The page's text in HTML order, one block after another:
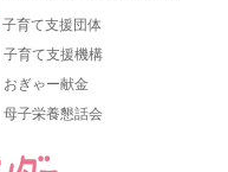
子育て支援団体
子育て支援機構
おぎゃー献金
母子栄養懇話会